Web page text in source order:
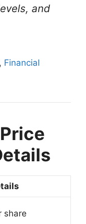
and
, Financial
share